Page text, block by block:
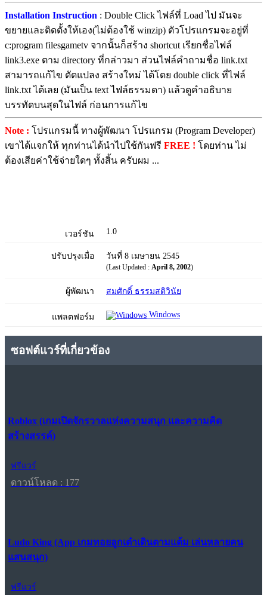
Installation Instruction : Double Click ไฟล์ที่ Load ไป มันจะ
ขยายและติดตั้งให้เอง(ไม่ต้องใช้ winzip) ตัวโปรแกรมจะอยู่ที่
c:program filesgametv จากนั้นก็สร้าง shortcut เรียกชื่อไฟล์
link3.exe ตาม directory ที่กล่าวมา ส่วนไฟล์คำถามชื่อ link.txt
สามารถแก้ไข ดัดแปลง สร้างใหม่ ได้โดย double click ที่ไฟล์
link.txt ได้เลย (มันเป็น text ไฟล์ธรรมดา) แล้วดูคำอธิบาย
บรรทัดบนสุดในไฟล์ ก่อนการแก้ไข
Note : โปรแกรมนี้ ทางผู้พัฒนา โปรแกรม (Program Developer)
เขาได้แจกให้ ทุกท่านได้นำไปใช้กันฟรี FREE ! โดยท่าน ไม่
ต้องเสียค่าใช้จ่ายใดๆ ทั้งสิ้น ครับผม ...
เวอร์ชัน 1.0
ปรับปรุงเมื่อ วันที่ 8 เมษายน 2545
(Last Updated : April 8, 2002)
ผู้พัฒนา สมศักดิ์ ธรรมสติวินัย
แพลตฟอร์ม Windows
ซอฟต์แวร์ที่เกี่ยวข้อง
Roblox (เกมเปิดจักรวาลแห่งความสนุก และความคิด
สร้างสรรค์)
ฟรีแวร์
ดาวน์โหลด : 177
Ludo King (App เกมทอยลูกเต๋าเดินตามแต้ม เล่นหลายคน
แสนสนุก)
ฟรีแวร์